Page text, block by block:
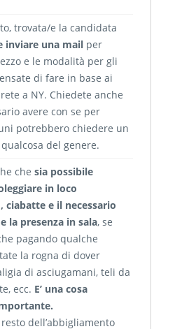
trovata/e la candidata
inviare una mail per
e le modalità per gli
di fare in base ai
a NY. Chiedete anche
avere con se per
potrebbero chiedere un
del genere.
chesia possibile
in loco
ciabatte e il necessario
la presenza in sala, se
pagando qualche
la rogna di dover
di asciugamani, teli da
ecc. E’ una cosa
dell’abbigliamento